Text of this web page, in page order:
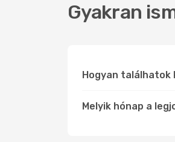
Gyakran
Hogyan találhatok
Melyik hónap a